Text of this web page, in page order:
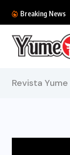
Breaking News
Revista Yume